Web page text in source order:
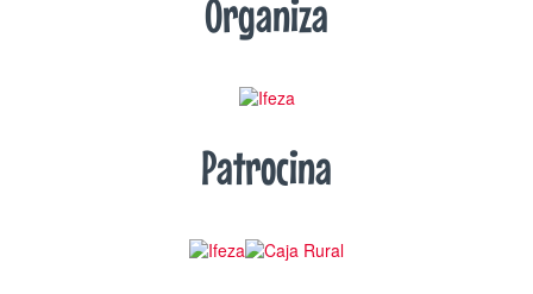
Organiza
Patrocina